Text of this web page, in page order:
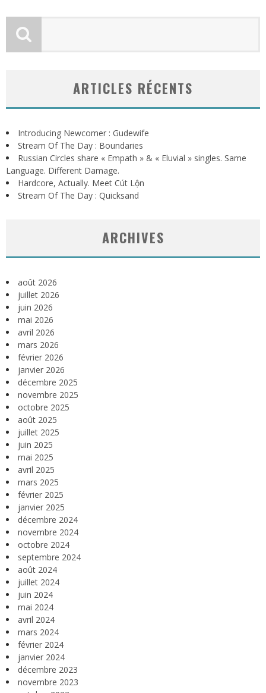
ARTICLES RÉCENTS
Introducing Newcomer : Gudewife
Stream Of The Day : Boundaries
Russian Circles share « Empath » & « Eluvial » singles. Same
Language. Different Damage.
Hardcore, Actually. Meet Cút Lộn
Stream Of The Day : Quicksand
ARCHIVES
août 2026
juillet 2026
juin 2026
mai 2026
avril 2026
mars 2026
février 2026
janvier 2026
décembre 2025
novembre 2025
octobre 2025
août 2025
juillet 2025
juin 2025
mai 2025
avril 2025
mars 2025
février 2025
janvier 2025
décembre 2024
novembre 2024
octobre 2024
septembre 2024
août 2024
juillet 2024
juin 2024
mai 2024
avril 2024
mars 2024
février 2024
janvier 2024
décembre 2023
novembre 2023